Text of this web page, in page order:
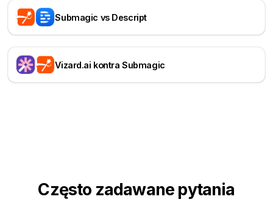
Submagic vs Descript
Vizard.ai kontra Submagic
Często zadawane pytania